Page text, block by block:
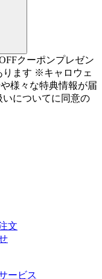
クーポンプレゼン
ります ※キャロウェ
様々な特典情報が届
についてに同意の
文
ービス